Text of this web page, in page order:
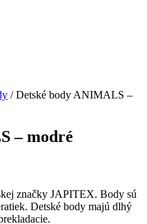
/ Detské body ANIMALS –
– modré
značky JAPITEX. Body sú
Detské body majú dlhý